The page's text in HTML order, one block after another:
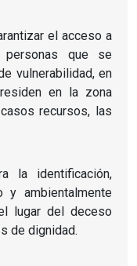
el acceso a
que se
vulnerabilidad, en
en la zona
recursos, las
la identificación,
y ambientalmente
lugar del deceso
de dignidad.